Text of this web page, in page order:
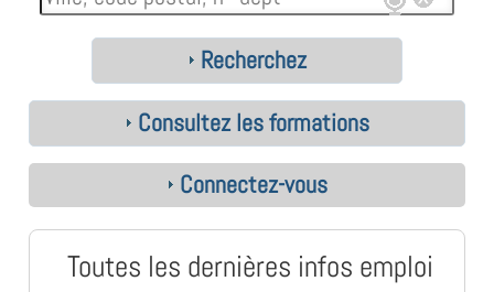
Recherchez
Consultez les formations
Connectez-vous
Toutes les dernières infos emploi